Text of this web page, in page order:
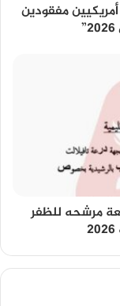
مفقودين
مرشحه للظفر